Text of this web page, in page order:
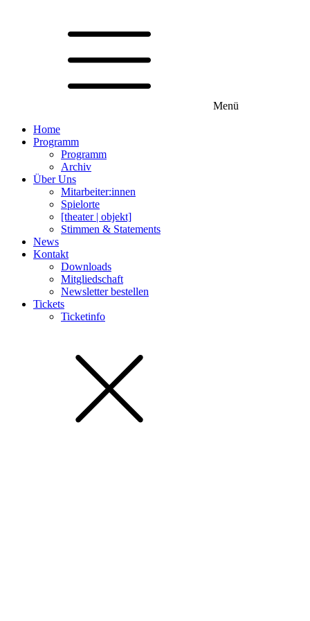
Menü
Home
Programm
Programm
Archiv
Über Uns
Mitarbeiter:innen
Spielorte
[theater | objekt]
Stimmen & Statements
News
Kontakt
Downloads
Mitgliedschaft
Newsletter bestellen
Tickets
Ticketinfo